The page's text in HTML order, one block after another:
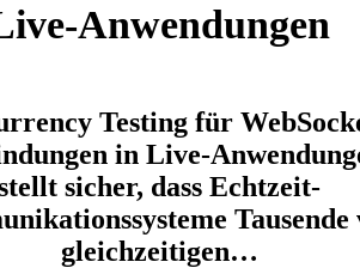
Anwendungen
Testing für
in Live-
sicher, dass Echtzeit-
Tausende
gleichzeitigen…